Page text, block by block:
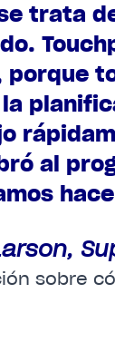
trata
porque
al
sobre